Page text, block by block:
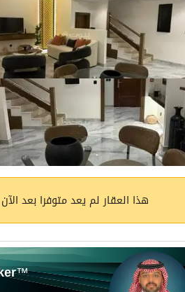
هذا العقار لم يعد متوفرا بعد الآن
™